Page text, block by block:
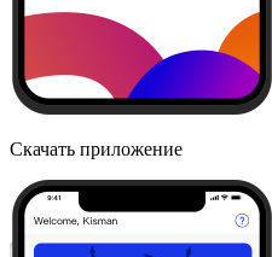
Скачать приложение